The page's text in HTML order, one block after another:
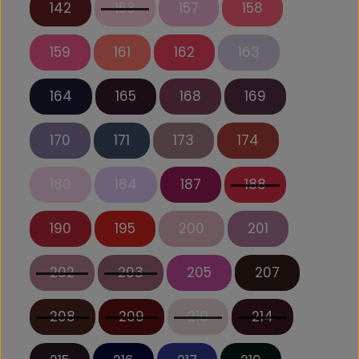
142 153 157 158
159 161 162 163
164 165 168 169
170 171 173 174
180 184 187 188
190 195 200 201
202 203 205 207
208 209 210 214